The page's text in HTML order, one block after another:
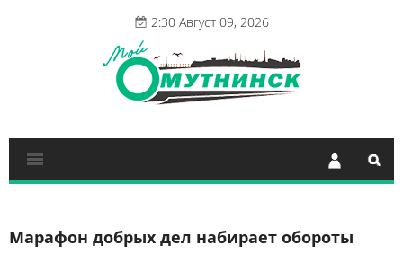
2:30 Август 09, 2026
Марафон добрых дел набирает обороты